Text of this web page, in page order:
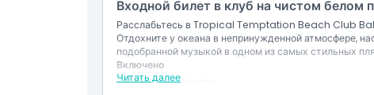
Часы работы
Вещи, которые нужно знать
Входной билет в клуб на чистом белом
Расслабьтесь в Tropical Temptation Beach Club
Отдохните у океана в непринужденной атмосфере,
подобранной музыкой в одном из самых стильных
Читать далее
Включено
Доступ к гамаку